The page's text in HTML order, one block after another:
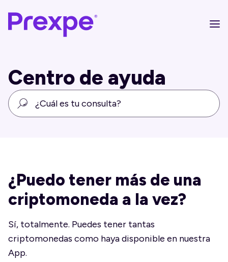
Centro de ayuda
¿Puedo tener más de una
criptomoneda a la vez?
Sí, totalmente. Puedes tener tantas
criptomonedas como haya disponible en nuestra
App.